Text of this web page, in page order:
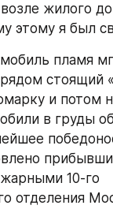
жилого
этому я был
пламя
стоящий
и потом
в груды
10-го
отделения